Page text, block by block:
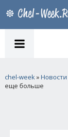
chel-week»Новости
еще больше